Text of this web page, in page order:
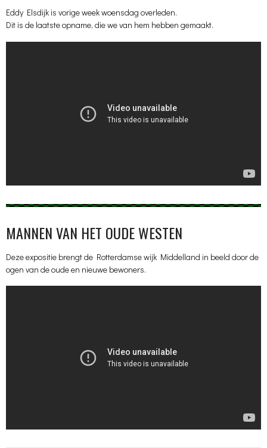
Eddy Elsdijk is vorige week woensdag overleden.
Dit is de laatste opname, die we van hem hebben gemaakt.
MANNEN VAN HET OUDE WESTEN
Deze expositie brengt de Rotterdamse wijk Middelland in beeld door de
ogen van de oude en nieuwe bewoners.